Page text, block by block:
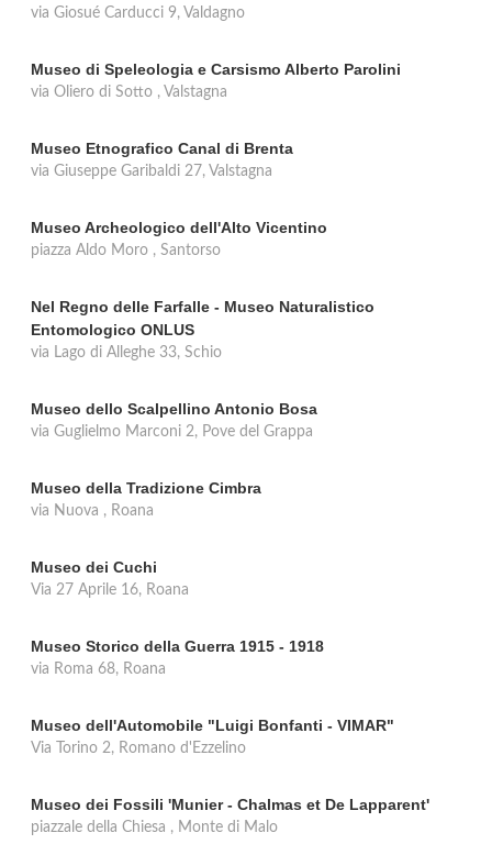
via Giosué Carducci 9, Valdagno
Museo di Speleologia e Carsismo Alberto Parolini
via Oliero di Sotto , Valstagna
Museo Etnografico Canal di Brenta
via Giuseppe Garibaldi 27, Valstagna
Museo Archeologico dell'Alto Vicentino
piazza Aldo Moro , Santorso
Nel Regno delle Farfalle - Museo Naturalistico
Entomologico ONLUS
via Lago di Alleghe 33, Schio
Museo dello Scalpellino Antonio Bosa
via Guglielmo Marconi 2, Pove del Grappa
Museo della Tradizione Cimbra
via Nuova , Roana
Museo dei Cuchi
Via 27 Aprile 16, Roana
Museo Storico della Guerra 1915 - 1918
via Roma 68, Roana
Museo dell'Automobile "Luigi Bonfanti - VIMAR"
Via Torino 2, Romano d'Ezzelino
Museo dei Fossili 'Munier - Chalmas et De Lapparent'
piazzale della Chiesa , Monte di Malo